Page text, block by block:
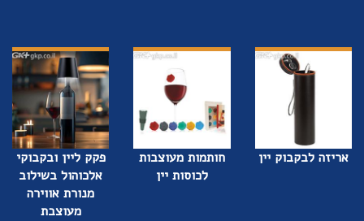
אריזה לבקבוק יין
חותמות מעוצבות
לכוסות יין
פקק ליין ובקבוקי
אלכוהול בשילוב
מנורת אווירה
מעוצבת